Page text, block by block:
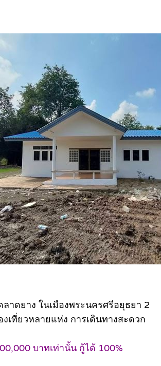
าดยาง ในเมืองพระนครศรีอยุธยา 2
เที่ยวหลายแห่ง การเดินทางสะดวก
บาทเท่านั้น กู้ได้ 100%